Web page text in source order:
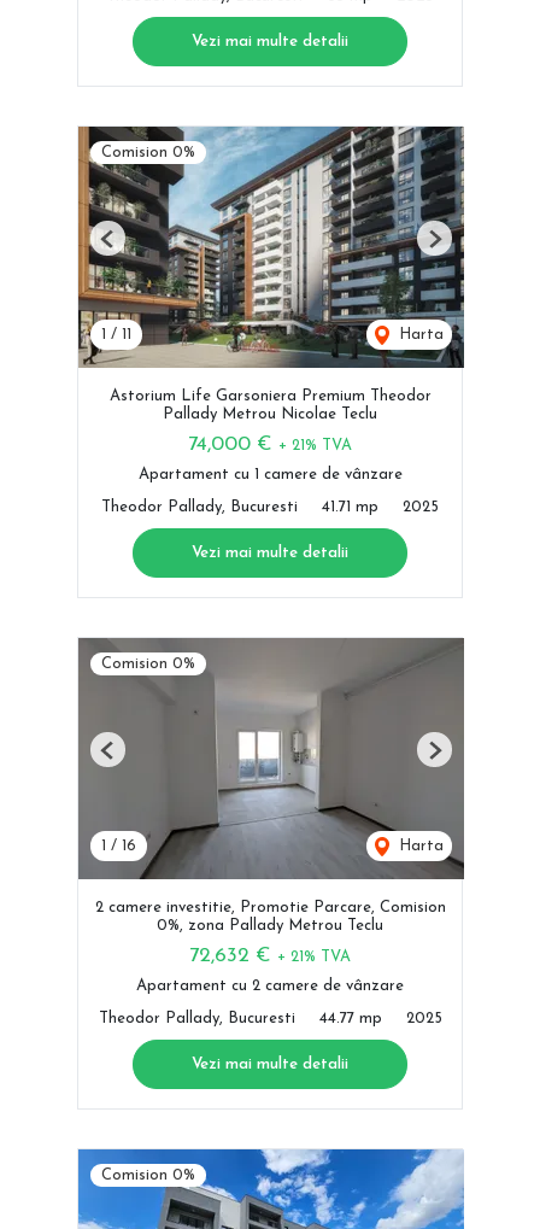
Vezi mai multe detalii
Comision 0%
/ Harta
Previous Next
Astorium Life Garsoniera Premium Theodor
Pallady Metrou Nicolae Teclu
74,000 € + 21% TVA
Apartament cu 1 camere de vânzare
Theodor Pallady, Bucuresti 41.71 mp 2025
Vezi mai multe detalii
Comision 0%
1 / 16 Harta
Previous Next
2 camere investitie, Promotie Parcare, Comision
0%, zona Pallady Metrou Teclu
72,632 € + 21% TVA
Apartament cu 2 camere de vânzare
Theodor Pallady, Bucuresti 44.77 mp 2025
Vezi mai multe detalii
Comision 0%